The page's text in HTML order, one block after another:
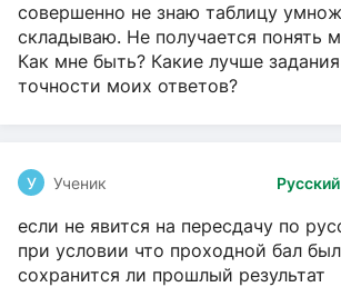
совершенно не знаю таблицу
складываю. Не получается понять
Как мне быть? Какие лучше
точности моих ответов?
У Ученик
если не явится на пересдачу по
при условии что проходной бал
сохранится ли прошлый результат